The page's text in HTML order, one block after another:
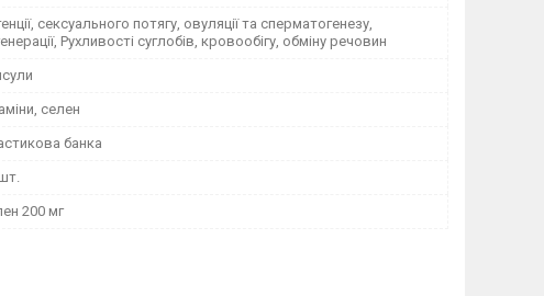
сексуального потягу, овуляції та сперматогенезу,
Рухливості суглобів, кровообігу, обміну речовин
селен
банка
200 мг